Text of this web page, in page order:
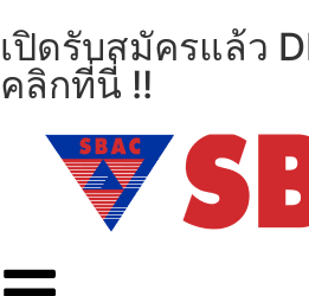
เปิดรับสมัครแล้ว
คลิกที่นี่ !!